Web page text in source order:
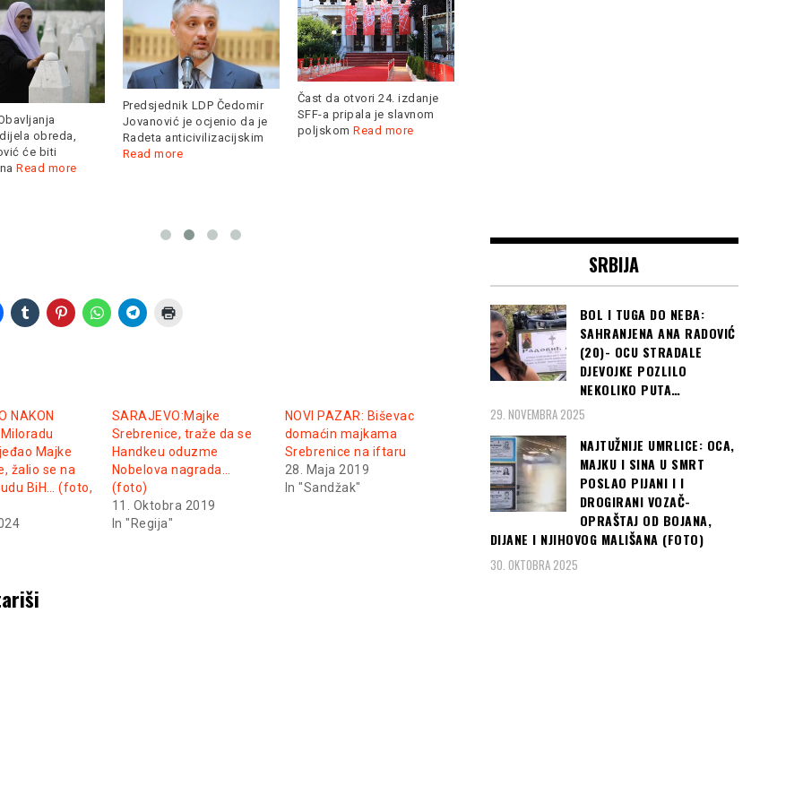
obreda,
će biti
Read more
Predsjednik LDP Čedomir
Jovanović je ocjenio da je
Radeta anticivilizacijskim
Read more
Čast da otvori 24. izdanje
SFF-a pripala je slavnom
poljskom Read more
NAKON
Majke
žalio se na
BiH… (foto,
SARAJEVO:Majke
Srebrenice, traže da se
Handkeu oduzme
Nobelova nagrada…
(foto)
11. Oktobra 2019
In "Regija"
NOVI PAZAR: Biševac
domaćin majkama
Srebrenice na iftaru
28. Maja 2019
In "Sandžak"
SRBIJA
BOL I TUGA DO NEBA:
SAHRANJENA ANA RADOVIĆ
(20)- OCU STRADALE
DJEVOJKE POZLILO
NEKOLIKO PUTA…
29. NOVEMBRA 2025
NAJTUŽNIJE UMRLICE: OCA,
MAJKU I SINA U SMRT
POSLAO PIJANI I I
DROGIRANI VOZAČ-
OPRAŠTAJ OD BOJANA,
DIJANE I NJIHOVOG MALIŠANA (FOTO)
30. OKTOBRA 2025